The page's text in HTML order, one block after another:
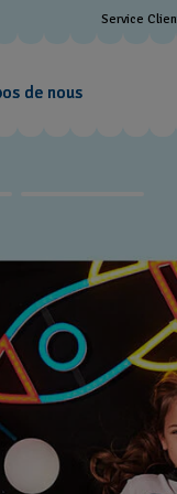
Service
de nous